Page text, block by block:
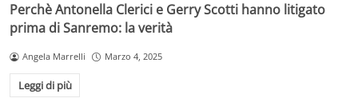
Perchè Antonella Clerici e Gerry Scotti hanno litigato
prima di Sanremo: la verità
Angela Marrelli Marzo 4, 2025
Leggi di più